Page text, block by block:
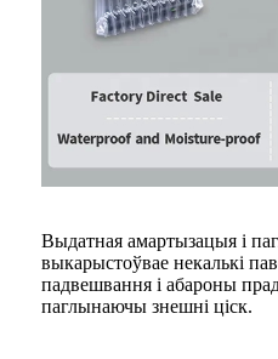
Выдатная амартызацыя і
выкарыстоўвае некалькі
падвешвання і абароны
паглынаючы знешні ціск.